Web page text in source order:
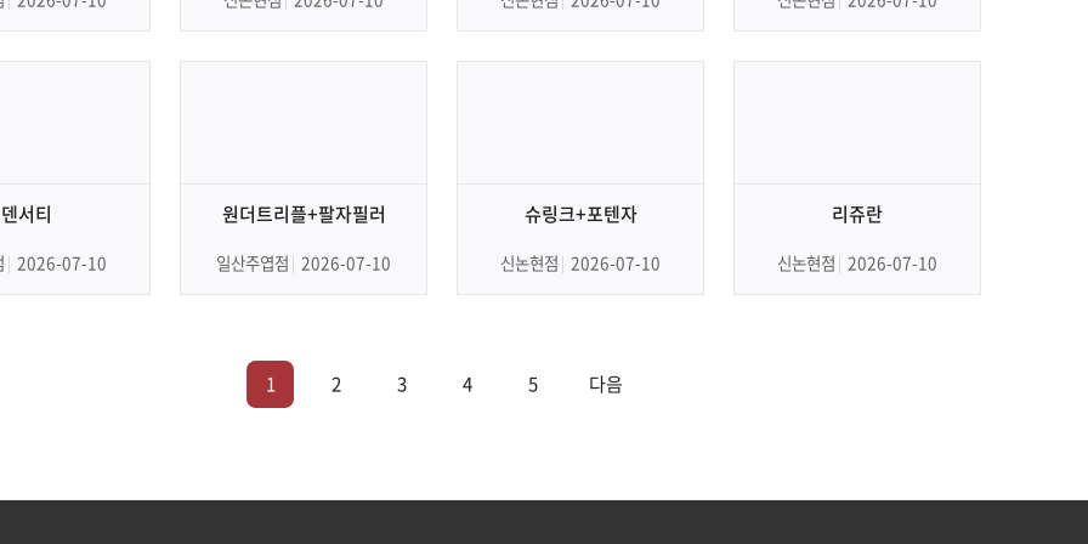
덴서티
2026-07-10
원더트리플+팔자필러
일산주엽점 2026-07-10
슈링크+포텐자
신논현점 2026-07-10
리쥬란
신논현점 2026-07-10
1 2 3 4 5 다음